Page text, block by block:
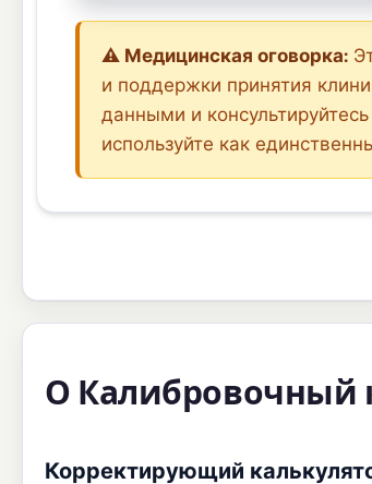
⚠️ Медицинская оговорка:
и поддержки принятия
данными и
используйте как
О Калибровочный
Корректирующий